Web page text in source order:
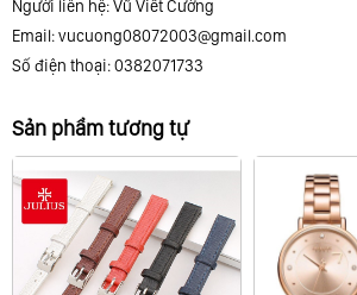
Hình chữ nhật
Chất liệu vỏ đồng hồ
Hợp kim
Người liên hệ: Vũ Viết Cường
Email:vucuong08072003@gmail.com
Số điện thoại: 0382071733
Sản phẩm tương tự